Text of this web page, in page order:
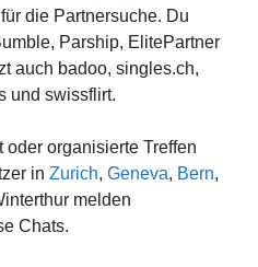
für die Partnersuche. Du
Parship, ElitePartner
auch badoo, singles.ch,
und swissflirt.
organisierte Treffen
in Zurich, Geneva, Bern,
melden
Chats.